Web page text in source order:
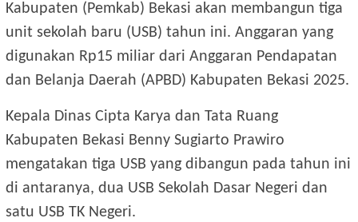
Kabupaten (Pemkab) Bekasi akan membangun tiga
unit sekolah baru (USB) tahun ini. Anggaran yang
digunakan Rp15 miliar dari Anggaran Pendapatan
dan Belanja Daerah (APBD) Kabupaten Bekasi 2025.
Kepala Dinas Cipta Karya dan Tata Ruang
Kabupaten Bekasi Benny Sugiarto Prawiro
mengatakan tiga USB yang dibangun pada tahun ini
di antaranya, dua USB Sekolah Dasar Negeri dan
satu USB TK Negeri.